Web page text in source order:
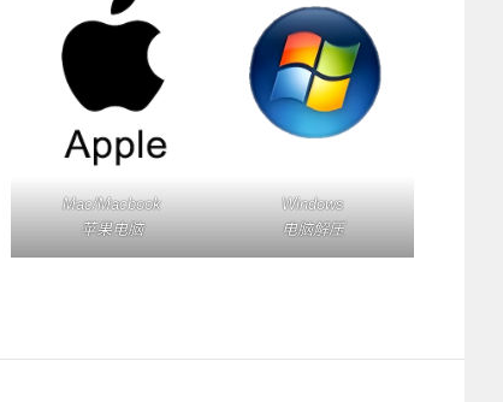
Mac/Macbook
苹果电脑
Windows
电脑解压